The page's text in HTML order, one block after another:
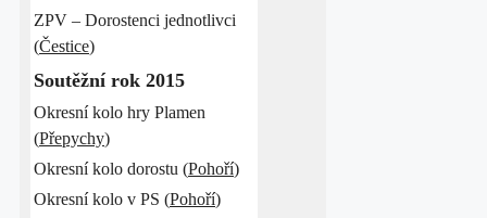
ZPV – Dorostenci jednotlivci
(Čestice)
Soutěžní rok 2015
Okresní kolo hry Plamen
(Přepychy)
Okresní kolo dorostu (Pohoří)
Okresní kolo v PS (Pohoří)